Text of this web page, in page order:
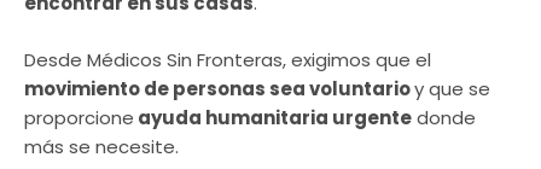
Desde Médicos Sin Fronteras, exigimos que el
movimiento de personas sea voluntarioy que se
proporcione ayuda humanitaria urgentedonde
más se necesite.